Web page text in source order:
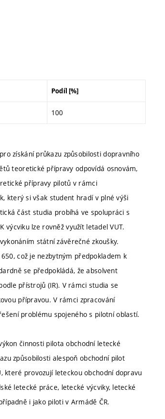
Podíl [%]
100
získání průkazu způsobilosti dopravního
teoretické přípravy odpovídá osnovám,
přípravy pilotů v rámci
který si však student hradí v plné výši
část studia probíhá ve spolupráci s
lze rovněž využít letadel VUT.
státní závěrečné zkoušky.
což je nezbytným předpokladem k
se předpokládá, že absolvent
přístrojů (IR). V rámci studia se
přípravou. V rámci zpracování
problému spojeného s pilotní oblastí.
činnosti pilota obchodní letecké
způsobilosti alespoň obchodní pilot
které provozují leteckou obchodní dopravu
letecké práce, letecké výcviky, letecké
i jako piloti v Armádě ČR.